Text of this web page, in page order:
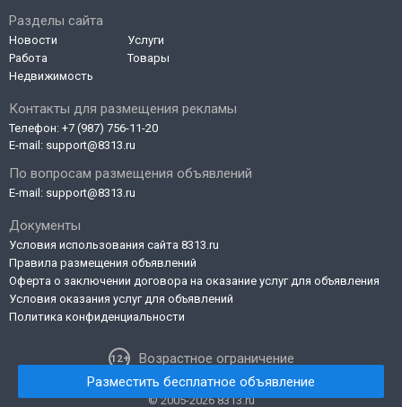
Контакты для размещения рекламы
Телефон: +7 (987) 756-11-20
E-mail: support@8313.ru
По вопросам размещения объявлений
E-mail: support@8313.ru
Документы
Условия использования сайта 8313.ru
Правила размещения объявлений
Оферта о заключении договора на оказание услуг для объявления
Условия оказания услуг для объявлений
Политика конфиденциальности
Возрастное ограничение
Разделы сайта
Новости
Работа
Недвижимость
Услуги
Товары
© 2005-2026 8313.ru
Разместить бесплатное объявление